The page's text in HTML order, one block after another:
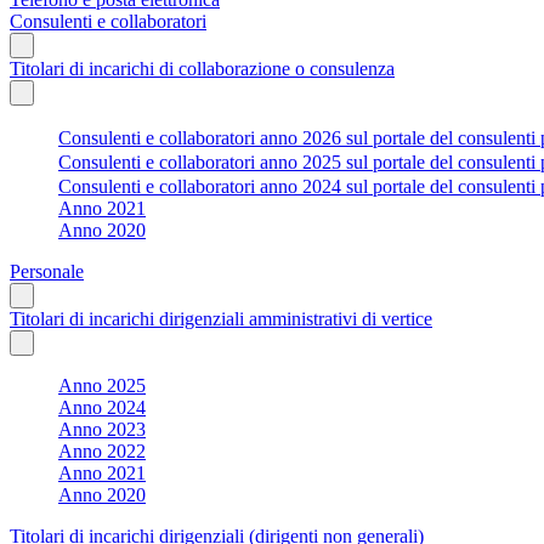
Consulenti e collaboratori
Titolari di incarichi di collaborazione o consulenza
Consulenti e collaboratori anno 2026 sul portale del consulenti
Consulenti e collaboratori anno 2025 sul portale del consulenti
Consulenti e collaboratori anno 2024 sul portale del consulenti
Anno 2021
Anno 2020
Personale
Titolari di incarichi dirigenziali amministrativi di vertice
Anno 2025
Anno 2024
Anno 2023
Anno 2022
Anno 2021
Anno 2020
Titolari di incarichi dirigenziali (dirigenti non generali)